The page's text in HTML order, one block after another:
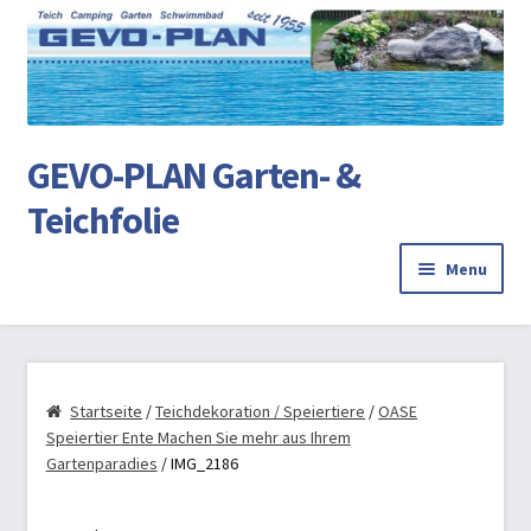
to
to
GEVO-PLAN Garten- &
Teichfolie
Menu
Startseite
Teichbau
Startseite /Teichdekoration / Speiertiere /OASE
Speiertier Ente Machen Sie mehr aus Ihrem
Gartenparadies / IMG_2186